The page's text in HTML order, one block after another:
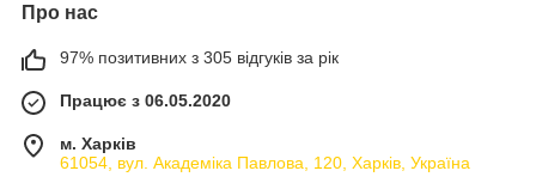
Про нас
97% позитивних з 305 відгуків за рік
Працює з 06.05.2020
м. Харків
61054, вул. Академіка Павлова, 120, Харків, Україна